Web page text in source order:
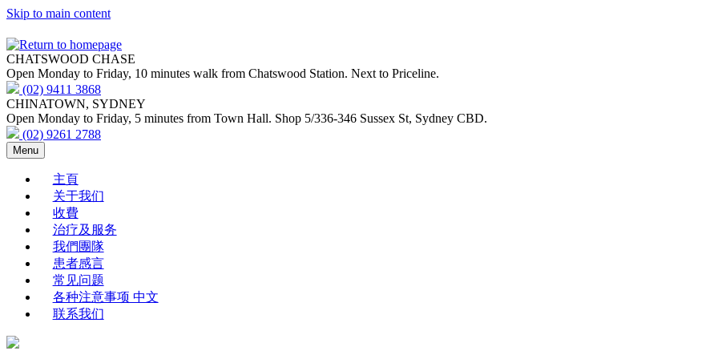
Skip to main content
CHATSWOOD CHASE
Open Monday to Friday, 10 minutes walk from Chatswood Station. Next to Priceline.
(02) 9411 3868
CHINATOWN, SYDNEY
Open Monday to Friday, 5 minutes from Town Hall. Shop 5/336-346 Sussex St, Sydney CBD.
(02) 9261 2788
Menu
主頁
关于我们
收費
治疗及服务
我們團隊
患者感言
常见问题
各种注意事项 中文
联系我们